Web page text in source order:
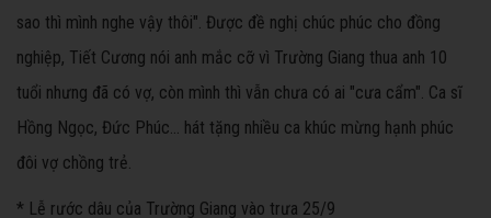
sao thì mình nghe vậy thôi". Được đề nghị chúc phúc cho đồng
nghiệp, Tiết Cương nói anh mắc cỡ vì Trường Giang thua anh 10
tuổi nhưng đã có vợ, còn mình thì vẫn chưa có ai "cưa cẩm". Ca sĩ
Hồng Ngọc, Đức Phúc... hát tặng nhiều ca khúc mừng hạnh phúc
đôi vợ chồng trẻ.
* Lễ rước dâu của Trường Giang vào trưa 25/9